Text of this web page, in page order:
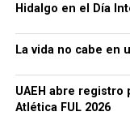
Hidalgo en el Día
La vida no cabe en
UAEH abre registro
Atlética FUL 2026